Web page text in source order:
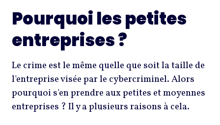
Pourquoi les petites
entreprises ?
Le crime est le même quelle que soit la taille de
l'entreprise visée par le cybercriminel. Alors
pourquoi s'en prendre aux petites et moyennes
entreprises ? Il y a plusieurs raisons à cela.